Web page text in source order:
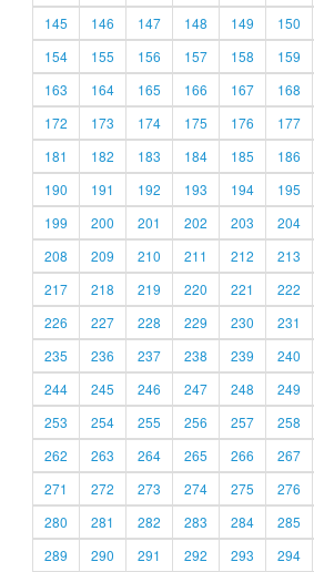
145
146 147 148 149 150
154
155 156 157 158 159
163
164 165 166 167 168
172
173 174 175 176 177
181
182 183 184 185 186
190
191 192 193 194 195
199
200 201 202 203 204
208
209 210 211 212 213
217
218 219 220 221 222
226
227 228 229 230 231
235
236 237 238 239 240
244
245 246 247 248 249
253
254 255 256 257 258
262
263 264 265 266 267
271
272 273 274 275 276
280
281 282 283 284 285
289
290 291 292 293 294